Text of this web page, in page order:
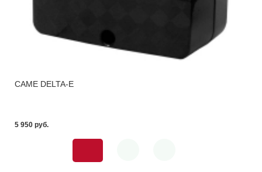
CAME DELTA-E
5 950 pуб.